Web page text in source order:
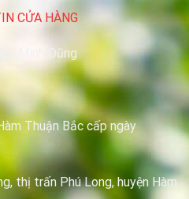
CỬA HÀNG
Minh Dũng
Thuận Bắc cấp ngày
thị trấn Phú Long, huyện Hàm